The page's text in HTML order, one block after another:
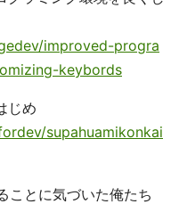
improved-progra
keybords
じめ
supahuamikonkai
ことに気づいた俺たち